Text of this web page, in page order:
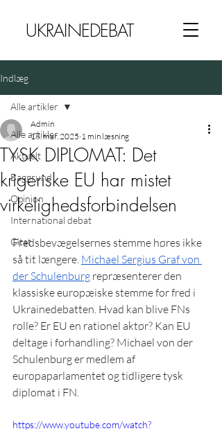
UKRAINEDEBAT
Indlæg
Alle artikler
Aktuelt
Baggrund
Opinion
International debat
Citat
Alle artikler
TYSK DIPLOMAT: Det
krigeriske EU har mistet
virkelighedsforbindelsen
Admin
18. mar. 2025 1 min læsning
Fredsbevægelsernes stemme høres ikke
så tit længere. Michael Sergius Graf von
der Schulenburg repræsenterer den
klassiske europæiske stemme for fred i
Ukrainedebatten. Hvad kan blive FNs
rolle? Er EU en rationel aktør? Kan EU
deltage i forhandling? Michael von der
Schulenburg er medlem af
europaparlamentet og tidligere tysk
diplomat i FN.
https://www.youtube.com/watch?